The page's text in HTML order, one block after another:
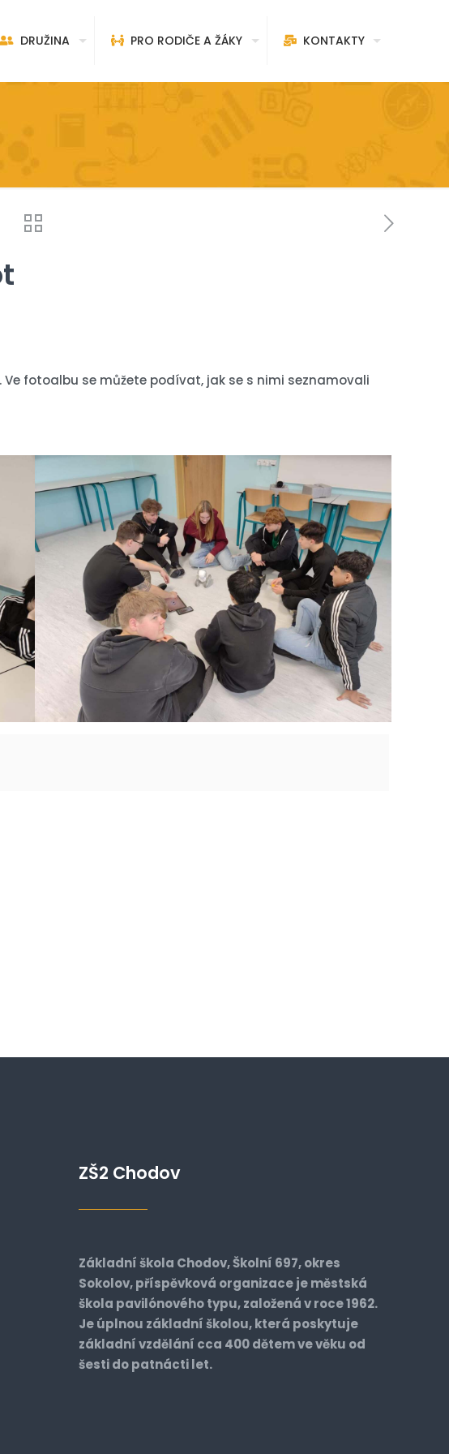
DRUŽINA PRO RODIČE A ŽÁKY KONTAKTY
fotoalbu se můžete podívat, jak se s nimi seznamovali
ZŠ2 Chodov
Základní škola Chodov, Školní 697, okres
Sokolov, příspěvková organizace je městská
škola pavilónového typu, založená v roce 1962.
Je úplnou základní školou, která poskytuje
základní vzdělání cca 400 dětem ve věku od
šesti do patnácti let.